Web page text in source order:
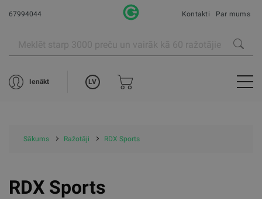
67994044 Kontakti Par mums
Ienākt LV
Sākums Ražotāji RDX Sports
RDX Sports